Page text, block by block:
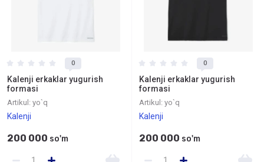
0
Kalenji erkaklar yugurish
formasi
Artikul: yo`q
Kalenji
200 000 so'm
0
Kalenji erkaklar yugurish
formasi
Artikul: yo`q
Kalenji
200 000 so'm